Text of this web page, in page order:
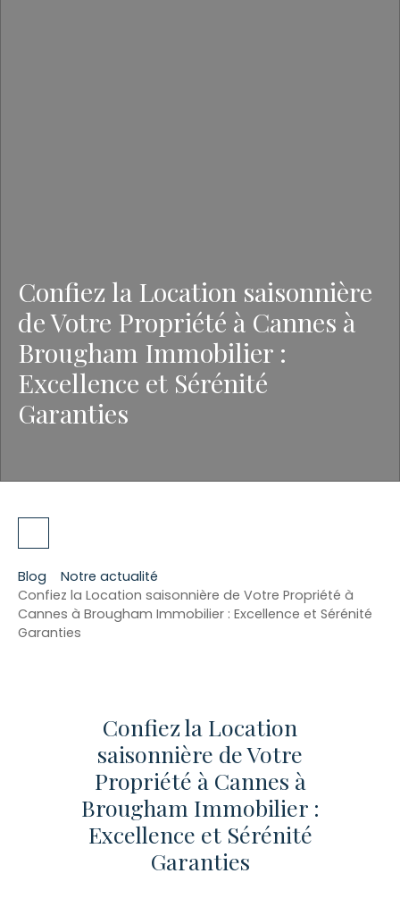
Confiez la Location saisonnière
de Votre Propriété à Cannes à
Brougham Immobilier :
Excellence et Sérénité
Garanties
Blog
Notre actualité
Confiez la Location saisonnière de Votre Propriété à
Cannes à Brougham Immobilier : Excellence et Sérénité
Garanties
Confiez la Location
saisonnière de Votre
Propriété à Cannes à
Brougham Immobilier :
Excellence et Sérénité
Garanties